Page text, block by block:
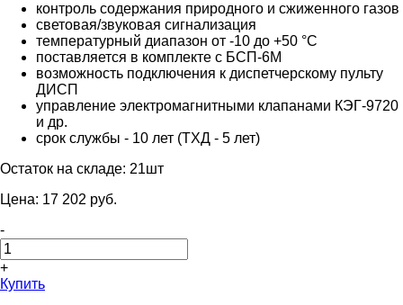
контроль содержания природного и сжиженного газов
световая/звуковая сигнализация
температурный диапазон от -10 до +50 °С
поставляется в комплекте с БСП-6М
возможность подключения к диспетчерскому пульту
ДИСП
управление электромагнитными клапанами КЭГ-9720
и др.
срок службы - 10 лет (ТХД - 5 лет)
Остаток на складе: 21шт
Цена: 17 202 pуб.
-
+
Купить